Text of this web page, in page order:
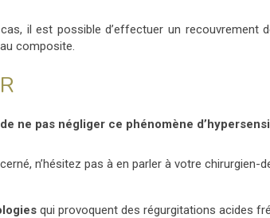
il est possible d’effectuer un
composite.
ne pas négliger ce phénomène
n’hésitez pas à en parler à votre chirurgien-
qui provoquent des régurgitations acides